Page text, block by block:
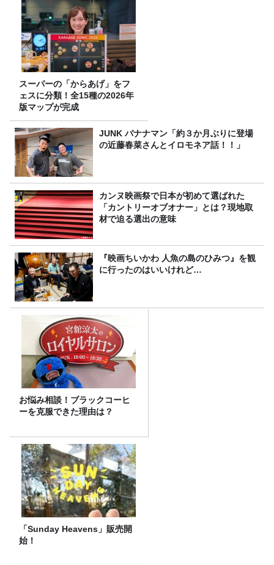
スーパーの「からあげ」をフ
ェスに分類！全15種の2026年
版マップが完成
JUNK バナナマン「約３か月ぶりに登場
の近藤春菜さんとイロモネア話！！」
カンヌ映画祭で日本が初めて選ばれた
「カントリーオブオナー」とは？現地取
材で迫る選出の意味
『映画ちいかわ 人魚の島のひみつ』を観
に行ったのはいいけれど…
お悩み相談！ブラックコーヒ
ーを克服できた理由は？
「Sunday Heavens」販売開
始！